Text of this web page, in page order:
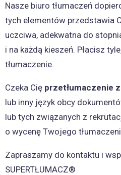
Nasze biuro tłumaczeń
tych elementów przedstawia
uczciwa, adekwatna do
i na każdą kieszeń. Płacisz
tłumaczenie.
Czeka Cię przetłumaczenie
lub inny język obcy
lub tych związanych z
o wycenę Twojego
Zapraszamy do kontaktu i
SUPERTŁUMACZ®